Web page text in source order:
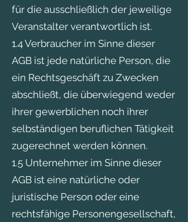
für die ausschließlich der jeweilige
Veranstalter verantwortlich ist.
1.4 Verbraucher im Sinne dieser
AGB ist jede natürliche Person, die
ein Rechtsgeschäft zu Zwecken
abschließt, die überwiegend weder
ihrer gewerblichen noch ihrer
selbständigen beruflichen Tätigkeit
zugerechnet werden können.
1.5 Unternehmer im Sinne dieser
AGB ist eine natürliche oder
juristische Person oder eine
rechtsfähige Personengesellschaft,